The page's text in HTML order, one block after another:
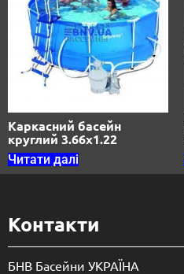
Каркасний басейн
круглий 3.66х1.22
Читати далі
Контакти
БНВ Басейни УКРАЇНА